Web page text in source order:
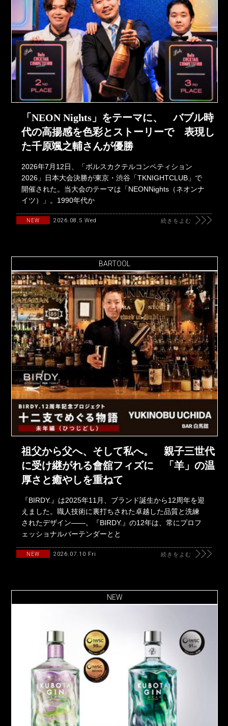
「NEON Nights」をテーマに、 バブル時
代の高揚感を色彩とストーリーで 表現し
た千原颯之輔さんが優勝
2026年7月12日、「ボルスカクテルコンペティション
2026」日本大会決勝が東京・渋谷「TKNIGHTCLUB」で
開催された。当大会のテーマは「NEONNights（ネオンナ
イツ）」。1990年代か
NEW 2026.08.5 Wed 続きをよむ
BARTOOL
祖父から父へ、そして私へ。 親子三世代
に受け継がれる會舘フィズに 「羊」の温
厚さと癒やしを重ねて
『BIRDY.』は2025年11月、ブランド誕生から12周年を迎
えました。職人技術に裏打ちされた卓越した品質と洗練
されたデザイン――。『BIRDY.』の12年は、常にプロフ
ェッショナルバーテンダーとと
NEW 2026.07.10 Fri 続きをよむ
NEW